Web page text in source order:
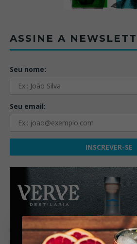
ASSINE A
Seu nome:
Seu email: